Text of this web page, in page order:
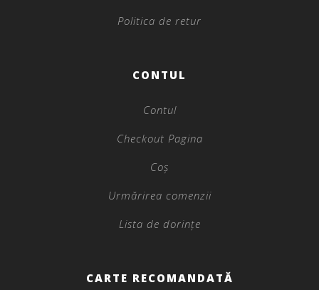
Politica de retur
CONTUL
Contul
Checkout Pagina
Coș
Urmărirea comenzii
Lista de dorințe
CARTE RECOMANDATĂ